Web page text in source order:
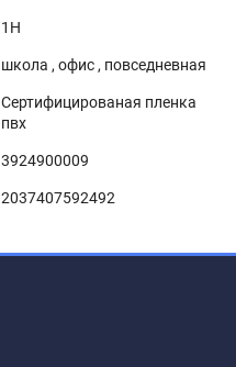
1H
школа , офис , повседневная
Сертифицированая пленка
пвх
3924900009
2037407592492